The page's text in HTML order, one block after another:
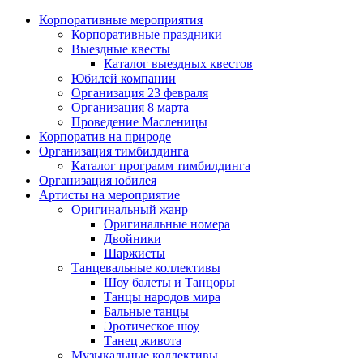
Корпоративные мероприятия
Корпоративные праздники
Выездные квесты
Каталог выездных квестов
Юбилей компании
Организация 23 февраля
Организация 8 марта
Проведение Масленицы
Корпоратив на природе
Организация тимбилдинга
Каталог программ тимбилдинга
Организация юбилея
Артисты на мероприятие
Оригинальный жанр
Оригинальные номера
Двойники
Шаржисты
Танцевальные коллективы
Шоу балеты и Танцоры
Танцы народов мира
Бальные танцы
Эротическое шоу
Танец живота
Музыкальные коллективы